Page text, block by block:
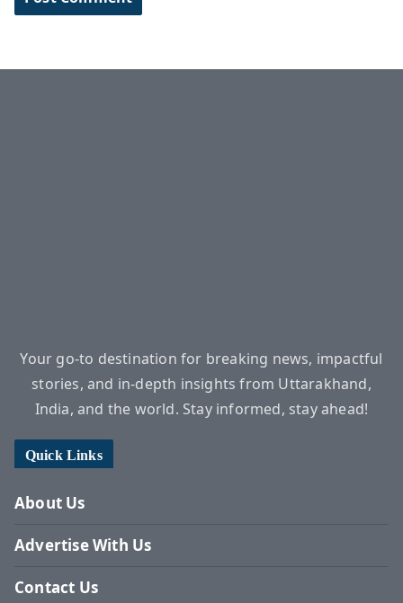
Your go-to destination for breaking news, impactful
stories, and in-depth insights from Uttarakhand,
India, and the world. Stay informed, stay ahead!
Quick Links
About Us
Advertise With Us
Contact Us